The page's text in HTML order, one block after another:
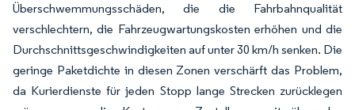
Überschwemmungsschäden, die die Fahrbahnqualität
verschlechtern, die Fahrzeugwartungskosten erhöhen und die
Durchschnittsgeschwindigkeiten auf unter 30 km/h senken. Die
geringe Paketdichte in diesen Zonen verschärft das Problem,
da Kurierdienste für jeden Stopp lange Strecken zurücklegen